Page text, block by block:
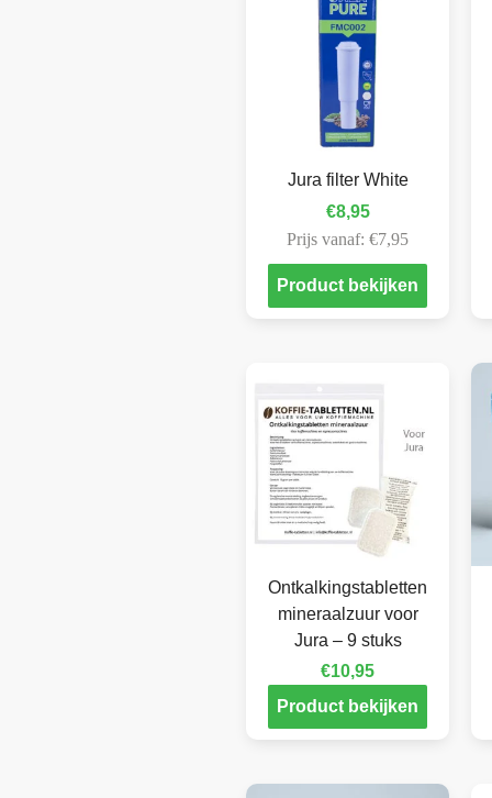
Jura filter White
€8,95
Prijs vanaf: €7,95
Product bekijken
Ontkalkingstabletten
mineraalzuur voor
Jura – 9 stuks
€10,95
Product bekijken